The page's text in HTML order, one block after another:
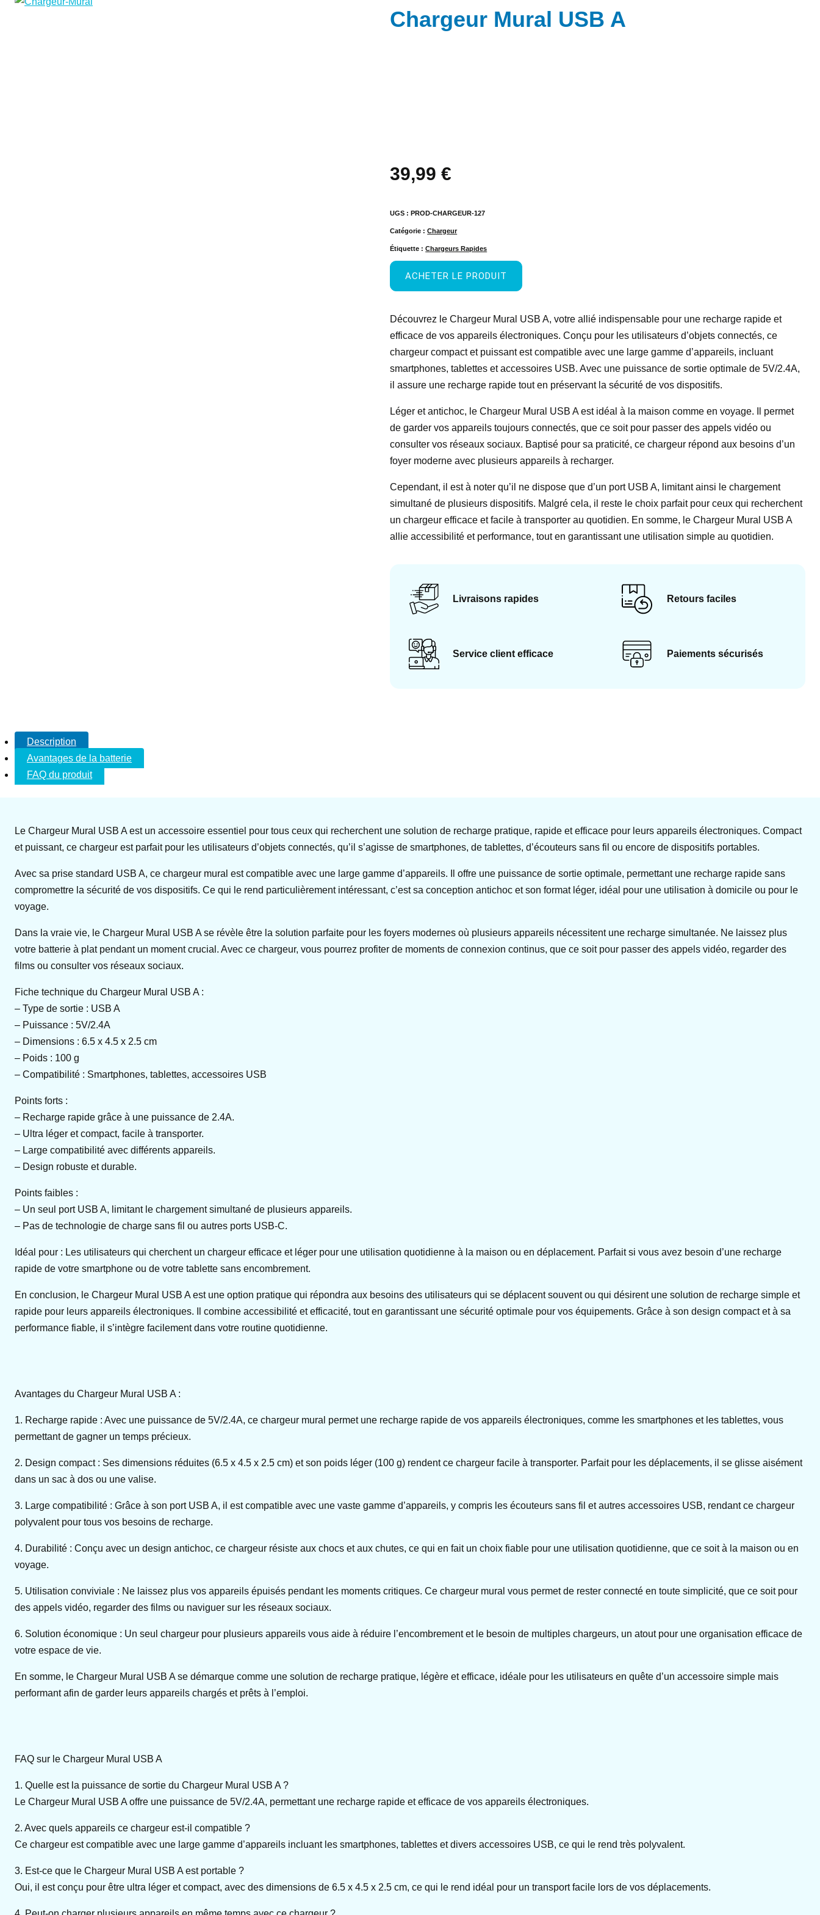
Chargeur Mural USB A
39,99€
UGS :PROD-CHARGEUR-127
Catégorie :Chargeur
Étiquette :Chargeurs Rapides
ACHETER LE PRODUIT
Découvrez le Chargeur Mural USB A, votre allié indispensable pour une recharge rapide et
efficace de vos appareils électroniques. Conçu pour les utilisateurs d’objets connectés, ce
chargeur compact et puissant est compatible avec une large gamme d’appareils, incluant
smartphones, tablettes et accessoires USB. Avec une puissance de sortie optimale de 5V/2.4A,
il assure une recharge rapide tout en préservant la sécurité de vos dispositifs.
Léger et antichoc, le Chargeur Mural USB A est idéal à la maison comme en voyage. Il permet
de garder vos appareils toujours connectés, que ce soit pour passer des appels vidéo ou
consulter vos réseaux sociaux. Baptisé pour sa praticité, ce chargeur répond aux besoins d’un
foyer moderne avec plusieurs appareils à recharger.
Cependant, il est à noter qu’il ne dispose que d’un port USB A, limitant ainsi le chargement
simultané de plusieurs dispositifs. Malgré cela, il reste le choix parfait pour ceux qui recherchent
un chargeur efficace et facile à transporter au quotidien. En somme, le Chargeur Mural USB A
allie accessibilité et performance, tout en garantissant une utilisation simple au quotidien.
Livraisons rapides Retours faciles
Service client efficace Paiements sécurisés
Description
Avantages de la batterie
FAQ du produit
Le Chargeur Mural USB A est un accessoire essentiel pour tous ceux qui recherchent une solution de recharge pratique, rapide et efficace pour leurs appareils électroniques. Compact
et puissant, ce chargeur est parfait pour les utilisateurs d’objets connectés, qu’il s’agisse de smartphones, de tablettes, d’écouteurs sans fil ou encore de dispositifs portables.
Avec sa prise standard USB A, ce chargeur mural est compatible avec une large gamme d’appareils. Il offre une puissance de sortie optimale, permettant une recharge rapide sans
compromettre la sécurité de vos dispositifs. Ce qui le rend particulièrement intéressant, c’est sa conception antichoc et son format léger, idéal pour une utilisation à domicile ou pour le
voyage.
Dans la vraie vie, le Chargeur Mural USB A se révèle être la solution parfaite pour les foyers modernes où plusieurs appareils nécessitent une recharge simultanée. Ne laissez plus
votre batterie à plat pendant un moment crucial. Avec ce chargeur, vous pourrez profiter de moments de connexion continus, que ce soit pour passer des appels vidéo, regarder des
films ou consulter vos réseaux sociaux.
Fiche technique du Chargeur Mural USB A :
– Type de sortie : USB A
– Puissance : 5V/2.4A
– Dimensions : 6.5 x 4.5 x 2.5 cm
– Poids : 100 g
– Compatibilité : Smartphones, tablettes, accessoires USB
Points forts :
– Recharge rapide grâce à une puissance de 2.4A.
– Ultra léger et compact, facile à transporter.
– Large compatibilité avec différents appareils.
– Design robuste et durable.
Points faibles :
– Un seul port USB A, limitant le chargement simultané de plusieurs appareils.
– Pas de technologie de charge sans fil ou autres ports USB-C.
Idéal pour : Les utilisateurs qui cherchent un chargeur efficace et léger pour une utilisation quotidienne à la maison ou en déplacement. Parfait si vous avez besoin d’une recharge
rapide de votre smartphone ou de votre tablette sans encombrement.
En conclusion, le Chargeur Mural USB A est une option pratique qui répondra aux besoins des utilisateurs qui se déplacent souvent ou qui désirent une solution de recharge simple et
rapide pour leurs appareils électroniques. Il combine accessibilité et efficacité, tout en garantissant une sécurité optimale pour vos équipements. Grâce à son design compact et à sa
performance fiable, il s’intègre facilement dans votre routine quotidienne.
Avantages du Chargeur Mural USB A :
1. Recharge rapide : Avec une puissance de 5V/2.4A, ce chargeur mural permet une recharge rapide de vos appareils électroniques, comme les smartphones et les tablettes, vous
permettant de gagner un temps précieux.
2. Design compact : Ses dimensions réduites (6.5 x 4.5 x 2.5 cm) et son poids léger (100 g) rendent ce chargeur facile à transporter. Parfait pour les déplacements, il se glisse aisément
dans un sac à dos ou une valise.
3. Large compatibilité : Grâce à son port USB A, il est compatible avec une vaste gamme d’appareils, y compris les écouteurs sans fil et autres accessoires USB, rendant ce chargeur
polyvalent pour tous vos besoins de recharge.
4. Durabilité : Conçu avec un design antichoc, ce chargeur résiste aux chocs et aux chutes, ce qui en fait un choix fiable pour une utilisation quotidienne, que ce soit à la maison ou en
voyage.
5. Utilisation conviviale : Ne laissez plus vos appareils épuisés pendant les moments critiques. Ce chargeur mural vous permet de rester connecté en toute simplicité, que ce soit pour
des appels vidéo, regarder des films ou naviguer sur les réseaux sociaux.
6. Solution économique : Un seul chargeur pour plusieurs appareils vous aide à réduire l’encombrement et le besoin de multiples chargeurs, un atout pour une organisation efficace de
votre espace de vie.
En somme, le Chargeur Mural USB A se démarque comme une solution de recharge pratique, légère et efficace, idéale pour les utilisateurs en quête d’un accessoire simple mais
performant afin de garder leurs appareils chargés et prêts à l’emploi.
FAQ sur le Chargeur Mural USB A
1. Quelle est la puissance de sortie du Chargeur Mural USB A ?
Le Chargeur Mural USB A offre une puissance de 5V/2.4A, permettant une recharge rapide et efficace de vos appareils électroniques.
2. Avec quels appareils ce chargeur est-il compatible ?
Ce chargeur est compatible avec une large gamme d’appareils incluant les smartphones, tablettes et divers accessoires USB, ce qui le rend très polyvalent.
3. Est-ce que le Chargeur Mural USB A est portable ?
Oui, il est conçu pour être ultra léger et compact, avec des dimensions de 6.5 x 4.5 x 2.5 cm, ce qui le rend idéal pour un transport facile lors de vos déplacements.